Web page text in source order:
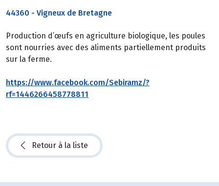
44360 - Vigneux de Bretagne
Production d’œufs en agriculture biologique, les poules
sont nourries avec des aliments partiellement produits
sur la ferme.
https://www.facebook.com/Sebiramz/?
rf=1446266458778811
Retour à la liste